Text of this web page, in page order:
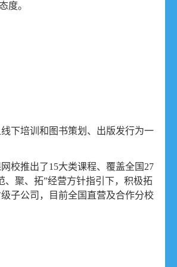
度。
下培训和图书策划、出版发行为一
校推出了15大类课程、覆盖全国27
聚、拓”经营方针指引下，积极拓
子公司，目前全国直营及合作分校